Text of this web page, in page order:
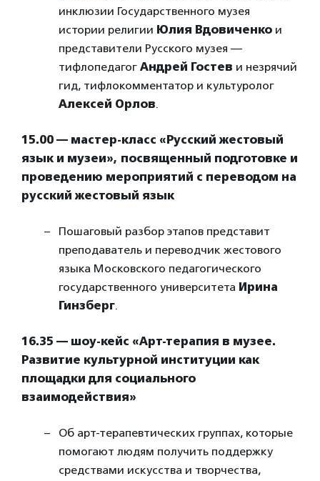
инклюзии Государственного музея
истории религии Юлия Вдовиченко и
представители Русского музея —
тифлопедагог Андрей Гостев и незрячий
гид, тифлокомментатор и культуролог
Алексей Орлов.
15.00 — мастер-класс «Русский жестовый
язык и музеи», посвященный подготовке и
проведению мероприятий с переводом на
русский жестовый язык
Пошаговый разбор этапов представит
преподаватель и переводчик жестового
языка Московского педагогического
государственного университета Ирина
Гинзберг.
16.35 — шоу-кейс «Арт-терапия в музее.
Развитие культурной институции как
площадки для социального
взаимодействия»
Об арт-терапевтических группах, которые
помогают людям получить поддержку
средствами искусства и творчества,